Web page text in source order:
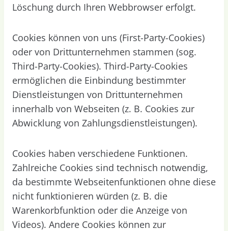
Löschung durch Ihren Webbrowser erfolgt.
Cookies können von uns (First-Party-Cookies)
oder von Drittunternehmen stammen (sog.
Third-Party-Cookies). Third-Party-Cookies
ermöglichen die Einbindung bestimmter
Dienstleistungen von Drittunternehmen
innerhalb von Webseiten (z. B. Cookies zur
Abwicklung von Zahlungsdienstleistungen).
Cookies haben verschiedene Funktionen.
Zahlreiche Cookies sind technisch notwendig,
da bestimmte Webseitenfunktionen ohne diese
nicht funktionieren würden (z. B. die
Warenkorbfunktion oder die Anzeige von
Videos). Andere Cookies können zur